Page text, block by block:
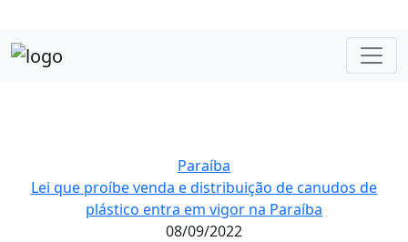
Paraíba
Lei que proíbe venda e distribuição de canudos de
plástico entra em vigor na Paraíba
08/09/2022